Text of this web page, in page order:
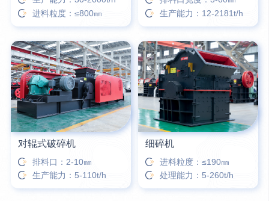
进料粒度：≤800㎜
生产能力：12-2181t/h
对辊式破碎机
排料口：2-10㎜
生产能力：5-110t/h
细碎机
进料粒度：≤190㎜
处理能力：5-260t/h